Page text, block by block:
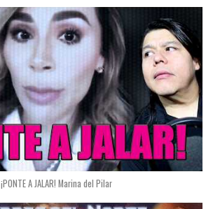
¡PONTE A JALAR! Marina del Pilar